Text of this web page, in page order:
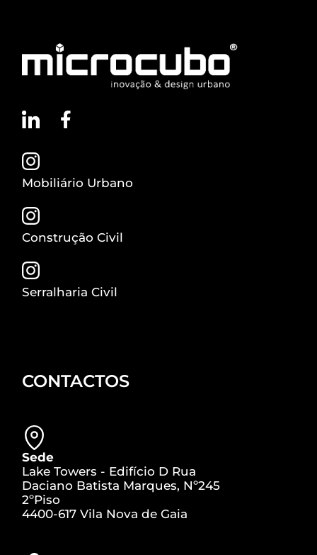
Mobiliário Urbano
Construção Civil
Serralharia Civil
CONTACTOS
Sede
Lake Towers - Edifício D Rua
Daciano Batista Marques, Nº245
2ºPiso
4400-617 Vila Nova de Gaia